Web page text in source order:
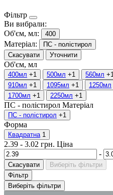
Фільтр
Ви вибрали:
Об'єм, мл:
400
Матеріал:
ПС - полістирол
Скасувати
Уточнити
Об'єм, мл
400мл +1 500мл +1 560мл +1
910мл +1 1095мл +1 1250мл
1700мл +1 2250мл +1
ПС - полістирол Матеріал
ПС - полістирол +1
Форма
Квадратна 1
2.39 - 3.02 грн. Ціна
-
Скасувати
Виберіть фільтри
Фільтр
Виберіть фільтри